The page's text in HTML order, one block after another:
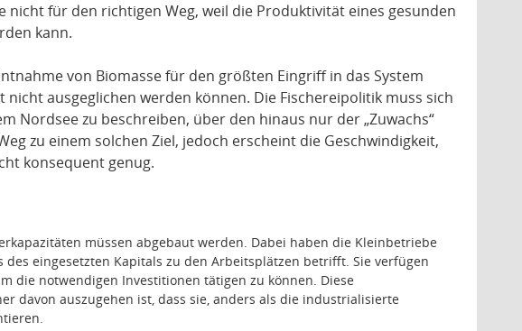
für den richtigen Weg, weil die Produktivität eines gesunden
kann.
von Biomasse für den größten Eingriff in das System
ausgeglichen werden können. Die Fischereipolitik muss sich
Nordsee zu beschreiben, über den hinaus nur der „Zuwachs“
zu einem solchen Ziel, jedoch erscheint die Geschwindigkeit,
konsequent genug.
müssen abgebaut werden. Dabei haben die Kleinbetriebe
eingesetzten Kapitals zu den Arbeitsplätzen betrifft. Sie verfügen
die notwendigen Investitionen tätigen zu können. Diese
davon auszugehen ist, dass sie, anders als die industrialisierte